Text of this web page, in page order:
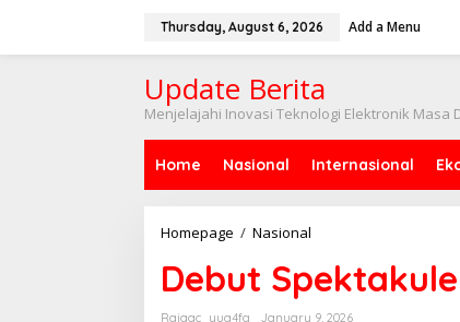
Thursday, August 6, 2026 Add a Menu
Update Berita
Menjelajahi Inovasi Teknologi Elektronik Masa
Home Nasional Internasional
Homepage / Nasional
MBG
di
2026!
Debut
Rajaac_yua4fg
January 9, 2026